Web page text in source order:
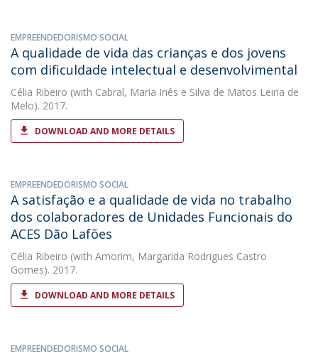
EMPREENDEDORISMO SOCIAL
A qualidade de vida das crianças e dos jovens
com dificuldade intelectual e desenvolvimental
Célia Ribeiro (with Cabral, Maria Inês e Silva de Matos Leiria de
Melo). 2017.
DOWNLOAD AND MORE DETAILS
EMPREENDEDORISMO SOCIAL
A satisfação e a qualidade de vida no trabalho
dos colaboradores de Unidades Funcionais do
ACES Dão Lafões
Célia Ribeiro (with Amorim, Margarida Rodrigues Castro
Gomes). 2017.
DOWNLOAD AND MORE DETAILS
EMPREENDEDORISMO SOCIAL